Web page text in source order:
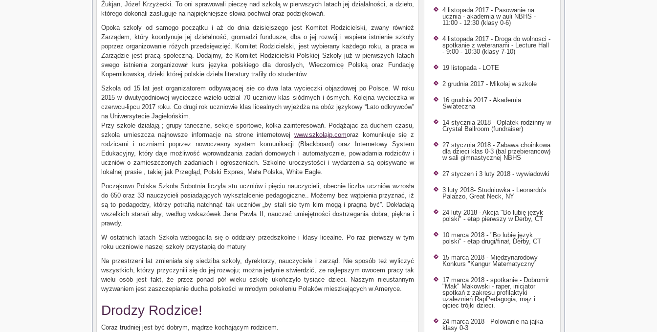
Żukjan, Józef Krzyżecki. To oni sprawowali pieczę nad szkołą w pierwszych latach jej działalności, a dzieło,
którego dokonali zasługuje na najpiękniejsze słowa pochwał oraz podziękowań.
Opoką szkoły od samego początku i aż do dnia dzisiejszego jest Komitet Rodzicielski, zwany rόwnież
Zarządem, który koordynuje jej działalność, gromadzi fundusze, dba o jej rozwój i wspiera istnienie szkoły
poprzez organizowanie różych przedsięwzięć. Komitet Rodzicielski, jest wybierany każdego roku, a praca w
Zarządzie jest pracą społeczną. Dodajmy, że Komitet Rodzicielski Polskiej Szkoły już w pierwszych latach
swego istnienia zorganizował kurs języka polskiego dla dorosłych, Wieczornicę Polską oraz Fundację
Kopernikowską, dzieki której polskie dzieła literatury trafiły do studentów.
Szkola od 15 lat jest organizatorem odbywajacej sie co dwa lata wycieczki objazdowej po Polsce. W roku
2015 w dwutygodniowej wycieczce wzielo udzial 70 uczniow klas siódmych i ósmych. Kolejna wycieczka w
czerwcu-lipcu 2017 roku. Co drugi rok uczniowie klas licealnych wyjeżdża na obóz językowy “Lato odkrywców”
na Uniwersytecie Jagielońskim.
Przy szkole działają ; grupy taneczne, sekcje sportowe, kółka zainteresowań. Podążajac za duchem czasu,
szkoła umieszcza najnowsze informacje na strone internetowej www.szkolajp.comoraz komunikuje się z
rodzicami i uczniami poprzez nowoczesny system komunikacji (Blackboard) oraz Internetowy System
Edukacyjny, który daje możliwość wprowadzania zadań domowych i automatycznie, powiadamia rodziców i
uczniów o zamieszczonych zadaniach i ogłoszeniach. Szkolne uroczystości i wydarzenia są opisywane w
lokalnej prasie , takiej jak Przegląd, Polski Expres, Mała Polska, White Eagle.
Począkowo Polska Szkoła Sobotnia liczyła stu uczniów i pięciu nauczycieli, obecnie liczba uczniów wzrosła
do 650 oraz 33 nauczycieli posiadających wykształcenie pedagogiczne.. Możemy bez wątpienia przyznać, iż
są to pedagodzy, którzy potrafią natchnąć tak uczniów „by stali się tym kim mogą i pragną być”. Dokładają
wszelkich starań aby, według wskazówek Jana Pawła II, nauczać umiejętności dostrzegania dobra, piękna i
prawdy.
W ostatnich latach Szkoła wzbogaciła się o oddziały przedszkolne i klasy licealne. Po raz pierwszy w tym
roku uczniowie naszej szkoły przystapią do matury
Na przestrzeni lat zmieniała się siedziba szkoły, dyrektorzy, nauczyciele i zarząd. Nie sposób też wyliczyć
wszystkich, którzy przyczynili się do jej rozwoju; można jedynie stwierdzić, ze najlepszym owocem pracy tak
wielu osób jest fakt, że przez ponad pół wieku szkołę ukończyło tysiące dzieci. Naszym nieustannym
wyzwaniem jest zaszczepianie ducha polskości w młodym pokoleniu Polaków mieszkających w Ameryce.
Drodzy Rodzice!
Coraz trudniej jest być dobrym, mądrze kochającym rodzicem.
4 listopada 2017 - Pasowanie na
ucznia - akademia w auli NBHS -
11:00 - 12:30 (klasy 0-6)
4 listopada 2017 - Droga do wolnosci -
spotkanie z weteranami - Lecture Hall
- 9:00 - 10:30 (klasy 7-10)
19 listopada - LOTE
2 grudnia 2017 - Mikolaj w szkole
16 grudnia 2017 - Akademia
Swiateczna
14 stycznia 2018 - Oplatek rodzinny w
Crystal Ballroom (fundraiser)
27 stycznia 2018 - Zabawa choinkowa
dla dzieci klas 0-3 (bal przebierancow)
w sali gimnastycznej NBHS
27 styczen i 3 luty 2018 - wywiadowki
3 luty 2018- Studniowka - Leonardo's
Palazzo, Great Neck, NY
24 luty 2018 - Akcja "Bo lubię język
polski" - etap pierwszy w Derby, CT
10 marca 2018 - "Bo lubię język
polski" - etap drugi/finał, Derby, CT
15 marca 2018 - Międzynarodowy
Konkurs "Kangur Matematyczny"
17 marca 2018 - spotkanie - Dobromir
"Mak" Makowski - raper, inicjator
spotkań z zakresu profilaktyki
uzależnień RapPedagogia, mąż i
ojciec trójki dzieci.
24 marca 2018 - Polowanie na jajka -
klasy 0-3